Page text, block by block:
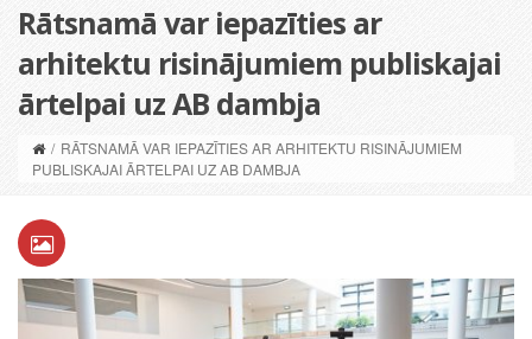
Rātsnamā var iepazīties ar
arhitektu risinājumiem publiskajai
ārtelpai uz AB dambja
/ RĀTSNAMĀ VAR IEPAZĪTIES AR ARHITEKTU RISINĀJUMIEM
PUBLISKAJAI ĀRTELPAI UZ AB DAMBJA